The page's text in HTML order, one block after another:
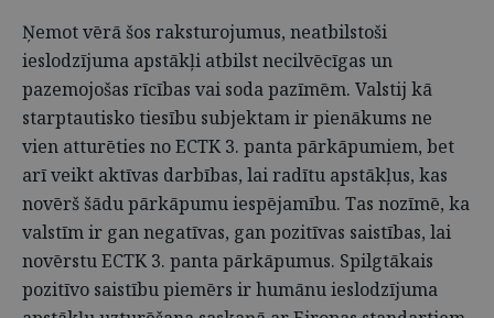
Ņemot vērā šos raksturojumus, neatbilstoši
ieslodzījuma apstākļi atbilst necilvēcīgas un
pazemojošas rīcības vai soda pazīmēm. Valstij kā
starptautisko tiesību subjektam ir pienākums ne
vien atturēties no ECTK 3. panta pārkāpumiem, bet
arī veikt aktīvas darbības, lai radītu apstākļus, kas
novērš šādu pārkāpumu iespējamību. Tas nozīmē, ka
valstīm ir gan negatīvas, gan pozitīvas saistības, lai
novērstu ECTK 3. panta pārkāpumus. Spilgtākais
pozitīvo saistību piemērs ir humānu ieslodzījuma